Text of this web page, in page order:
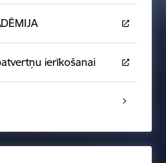
ierīkošanai